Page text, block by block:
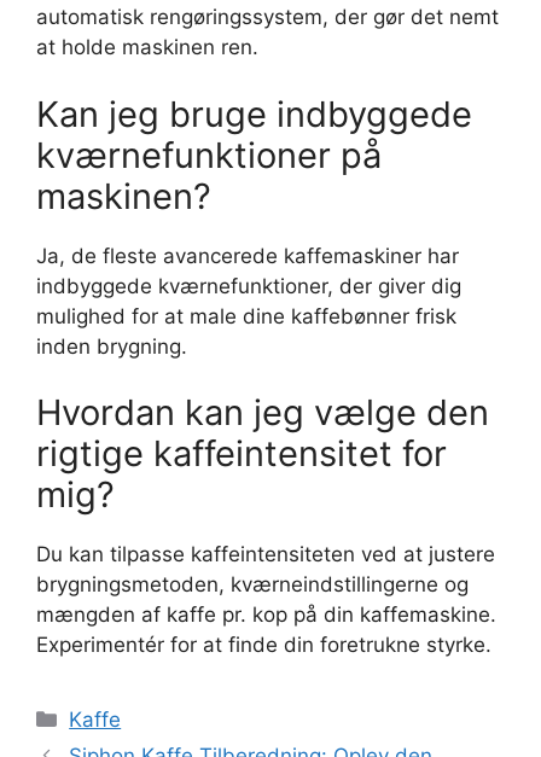
automatisk rengøringssystem, der gør det nemt
at holde maskinen ren.
Kan jeg bruge indbyggede
kværnefunktioner på
maskinen?
Ja, de fleste avancerede kaffemaskiner har
indbyggede kværnefunktioner, der giver dig
mulighed for at male dine kaffebønner frisk
inden brygning.
Hvordan kan jeg vælge den
rigtige kaffeintensitet for
mig?
Du kan tilpasse kaffeintensiteten ved at justere
brygningsmetoden, kværneindstillingerne og
mængden af kaffe pr. kop på din kaffemaskine.
Experimentér for at finde din foretrukne styrke.
Kategorier
Kaffe